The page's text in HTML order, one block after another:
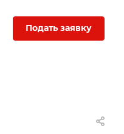
Подать заявку